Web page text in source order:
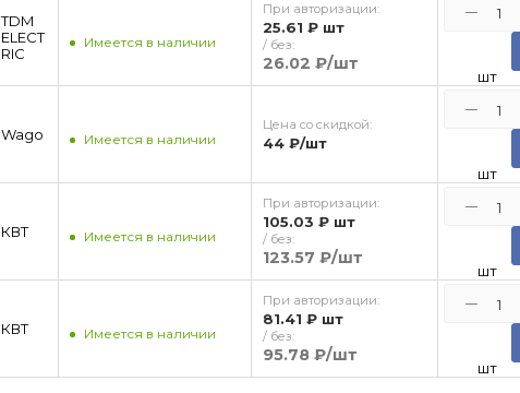
TDM
ЕLECT
RIC
Имеется в наличии
При авторизации:
25.61 ₽ шт
/ без:
26.02 ₽/шт
шт
Wago Имеется в наличии
Цена со скидкой:
44 ₽/шт
шт
КВТ Имеется в наличии
При авторизации:
105.03 ₽ шт
/ без:
123.57 ₽/шт
шт
КВТ Имеется в наличии
При авторизации:
81.41 ₽ шт
/ без:
95.78 ₽/шт
шт